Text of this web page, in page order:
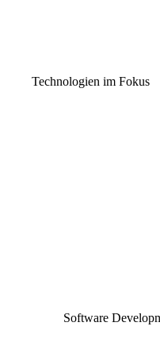
Technologien im Fokus
Software